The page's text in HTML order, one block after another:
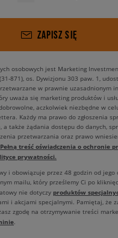
ZAPISZ SIĘ
osobowych jest Marketing
871), os. Dywizjonu 303 paw. 1,
w prawnie uzasadnionym
uważa się marketing produktów i
aczkolwiek niezbędne w
Każdy ma prawo do zgłoszenia
a także żądania dostępu do danych,
przetwarzania oraz prawo
Pełną treść oświadczenia o ochronie
prywatności.
i obowiązuje przez 48 godzin od jego
mailu, który prześlemy Ci po
nie dotyczy produktów
i akcjami specjalnymi. Pamiętaj, że
zgodę na otrzymywanie treści
.